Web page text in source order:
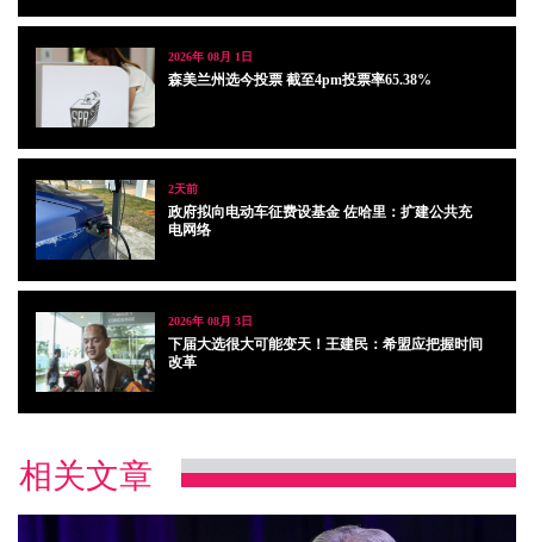
2026年 08月 1日
森美兰州选今投票 截至4pm投票率65.38%
2天前
政府拟向电动车征费设基金 佐哈里：扩建公共充
电网络
2026年 08月 3日
下届大选很大可能变天！王建民：希盟应把握时间
改革
相关文章